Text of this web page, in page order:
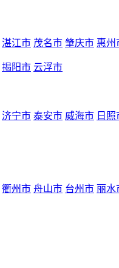
湛江市 茂名市 肇庆市 惠州
揭阳市 云浮市
济宁市 泰安市 威海市 日照
衢州市 舟山市 台州市 丽水